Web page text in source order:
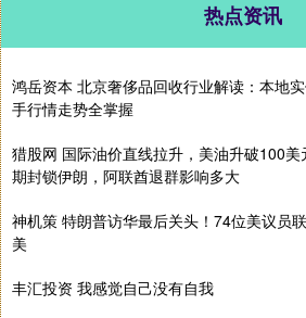
热点资讯
鸿岳资本 北京奢侈品回收行业解读：本地
手行情走势全掌握
猎股网 国际油价直线拉升，美油升破100
期封锁伊朗，阿联酋退群影响多大
神机策 特朗普访华最后关头！74位美议员
美
丰汇投资 我感觉自己没有自我